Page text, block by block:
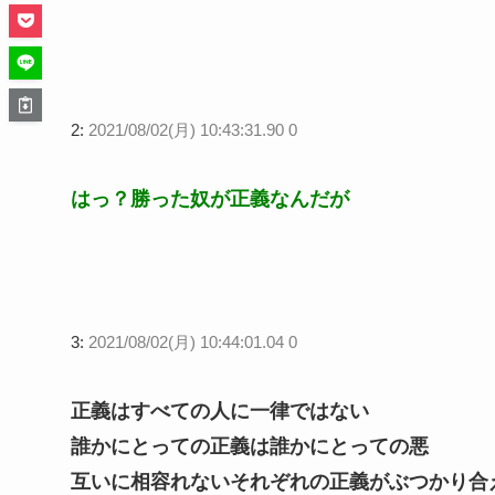
2: 2021/08/02(月) 10:43:31.90 0
はっ？勝った奴が正義なんだが
3: 2021/08/02(月) 10:44:01.04 0
正義はすべての人に一律ではない
誰かにとっての正義は誰かにとっての悪
互いに相容れないそれぞれの正義がぶつかり合